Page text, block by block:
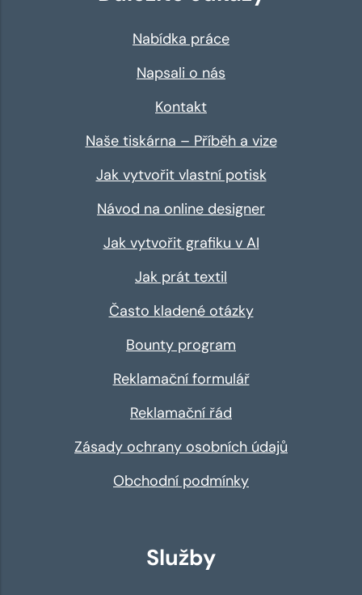
Nabídka práce
Napsali o nás
Kontakt
Naše tiskárna – Příběh a vize
Jak vytvořit vlastní potisk
Návod na online designer
Jak vytvořit grafiku v AI
Jak prát textil
Často kladené otázky
Bounty program
Reklamační formulář
Reklamační řád
Zásady ochrany osobních údajů
Obchodní podmínky
Služby